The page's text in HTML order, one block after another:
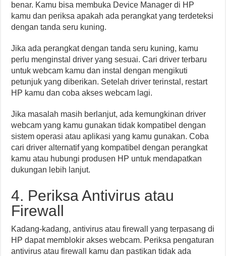
benar. Kamu bisa membuka Device Manager di HP
kamu dan periksa apakah ada perangkat yang terdeteksi
dengan tanda seru kuning.
Jika ada perangkat dengan tanda seru kuning, kamu
perlu menginstal driver yang sesuai. Cari driver terbaru
untuk webcam kamu dan instal dengan mengikuti
petunjuk yang diberikan. Setelah driver terinstal, restart
HP kamu dan coba akses webcam lagi.
Jika masalah masih berlanjut, ada kemungkinan driver
webcam yang kamu gunakan tidak kompatibel dengan
sistem operasi atau aplikasi yang kamu gunakan. Coba
cari driver alternatif yang kompatibel dengan perangkat
kamu atau hubungi produsen HP untuk mendapatkan
dukungan lebih lanjut.
4. Periksa Antivirus atau
Firewall
Kadang-kadang, antivirus atau firewall yang terpasang di
HP dapat memblokir akses webcam. Periksa pengaturan
antivirus atau firewall kamu dan pastikan tidak ada